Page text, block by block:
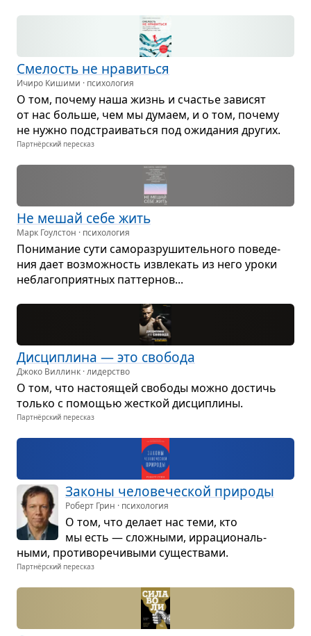
Сме­лость не нра­виться
Ичиро Кишими · психология
О том, почему наша жизнь и сча­стье зави­сят
от нас больше, чем мы думаем, и о том, почему
не нужно под­стра­и­ваться под ожи­да­ния дру­гих.
Партнёрский пересказ
Не мешай себе жить
Марк Гоулстон · психология
Пони­ма­ние сути само­раз­ру­ши­тель­ного пове­де­
ния дает воз­мож­ность извле­кать из него уроки
небла­го­при­ят­ных пат­тер­нов...
Дис­ци­плина — это сво­бода
Джоко Виллинк · лидерство
О том, что насто­я­щей сво­боды можно достичь
только с помо­щью жест­кой дис­ци­плины.
Партнёрский пересказ
Законы чело­ве­че­ской при­роды
Роберт Грин · психология
О том, что делает нас теми, кто
мы есть — слож­ными, ирра­ци­о­наль­
ными, про­ти­во­ре­чи­выми суще­ствами.
Партнёрский пересказ